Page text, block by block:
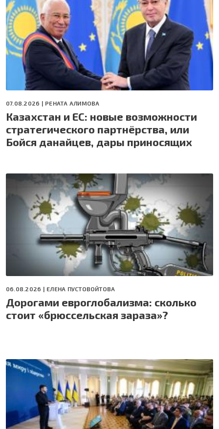
07.08.2026 | РЕНАТА АЛИМОВА
Казахстан и ЕС: новые возможности
стратегического партнёрства, или
Бойся данайцев, дары приносящих
06.08.2026 | ЕЛЕНА ПУСТОВОЙТОВА
Дорогами евроглобализма: сколько
стоит «брюссельская зараза»?